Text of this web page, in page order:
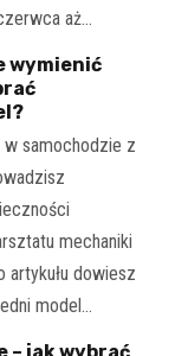
aż…
wymienić
samochodzie z
mechaniki
dowiesz
model…